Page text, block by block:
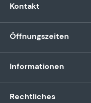
Kontakt
Öffnungszeiten
Informationen
Rechtliches